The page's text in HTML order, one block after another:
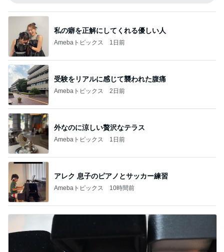
私の癖を正解にしてくれる優しい人
Amebaトピックス 1日前
受験をリアルに感じて襲われた腹痛
Amebaトピックス 2日前
外なのに涼しい贅沢なテラス
Amebaトピックス 1日前
アレク 息子のピアノとサッカー練習
Amebaトピックス 10時間前